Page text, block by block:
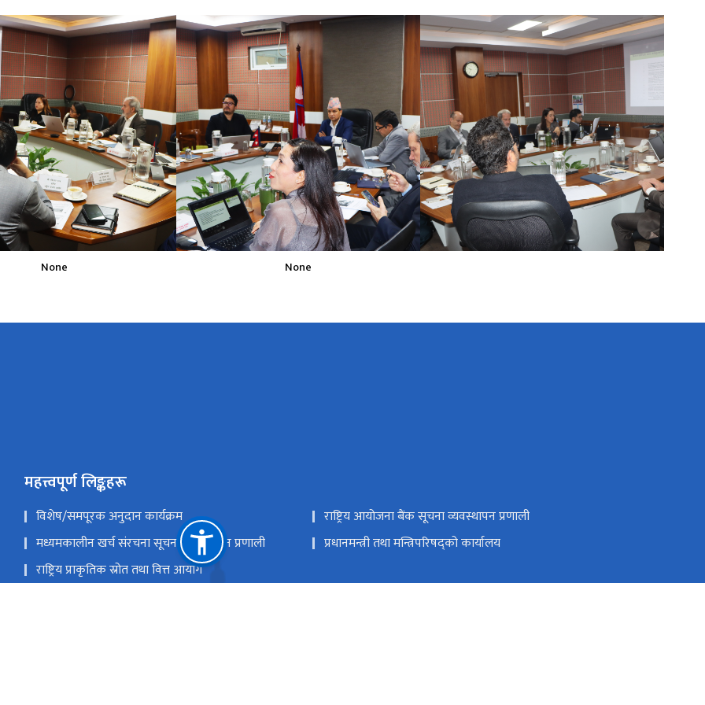
None None
महत्त्वपूर्ण लिङ्कहरू
विशेष/समपूरक अनुदान कार्यक्रम
राष्ट्रिय आयोजना बैंक सूचना व्यवस्थापन प्रणाली
मध्यमकालीन खर्च संरचना सूचना व्यवस्थापन प्रणाली
प्रधानमन्त्री तथा मन्त्रिपरिषद्को कार्यालय
राष्ट्रिय प्राकृतिक स्रोत तथा वित्त आयोग